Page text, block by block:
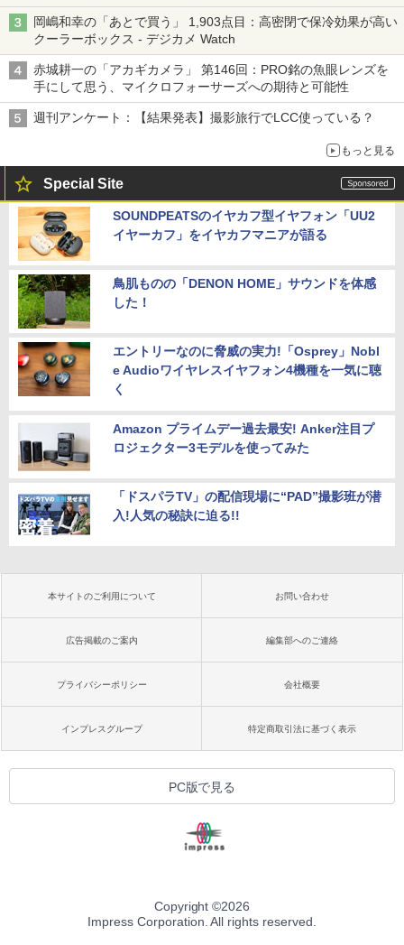
岡嶋和幸の「あとで買う」 1,903点目：高密閉で保冷効果が高い
クーラーボックス - デジカメ Watch
赤城耕一の「アカギカメラ」 第146回：PRO銘の魚眼レンズを
手にして思う、マイクロフォーサーズへの期待と可能性
週刊アンケート：【結果発表】撮影旅行でLCC使っている？
もっと見る
Special Site
SOUNDPEATSのイヤカフ型イヤフォン「UU2
イヤーカフ」をイヤカフマニアが語る
鳥肌ものの「DENON HOME」サウンドを体感
した！
エントリーなのに脅威の実力!「Osprey」Nobl
e Audioワイヤレスイヤフォン4機種を一気に聴
く
Amazon プライムデー過去最安! Anker注目プ
ロジェクター3モデルを使ってみた
「ドスパラTV」の配信現場に“PAD”撮影班が潜
入!人気の秘訣に迫る!!
本サイトのご利用について お問い合わせ
広告掲載のご案内 編集部へのご連絡
プライバシーポリシー 会社概要
インプレスグループ 特定商取引法に基づく表示
PC版で見る
Copyright ©2026
Impress Corporation. All rights reserved.